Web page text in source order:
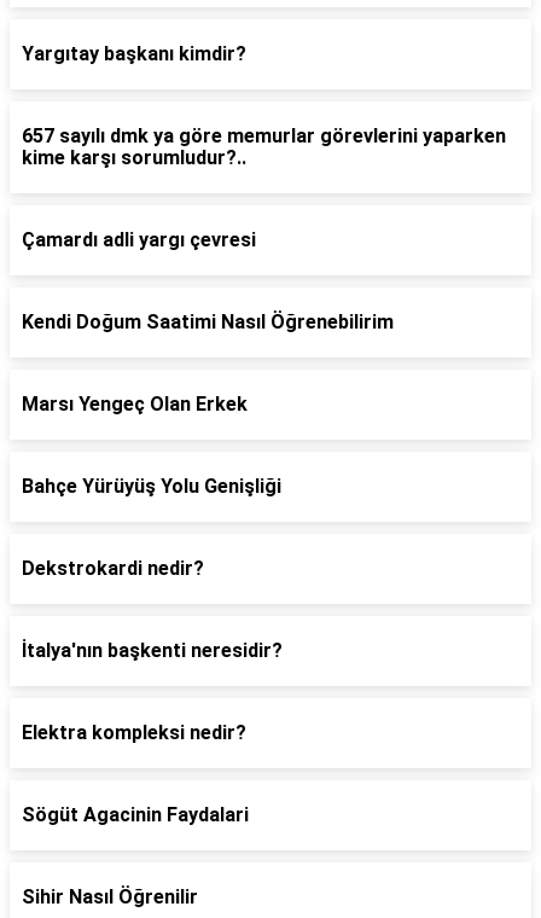
Yargıtay başkanı kimdir?
657 sayılı dmk ya göre memurlar görevlerini yaparken
kime karşı sorumludur?..
Çamardı adli yargı çevresi
Kendi Doğum Saatimi Nasıl Öğrenebilirim
Marsı Yengeç Olan Erkek
Bahçe Yürüyüş Yolu Genişliği
Dekstrokardi nedir?
İtalya'nın başkenti neresidir?
Elektra kompleksi nedir?
Sögüt Agacinin Faydalari
Sihir Nasıl Öğrenilir